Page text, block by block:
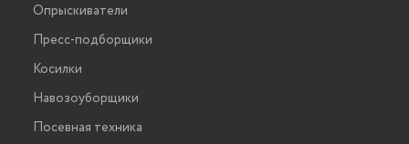
Опрыскиватели
Пресс-подборщики
Косилки
Навозоуборщики
Посевная техника